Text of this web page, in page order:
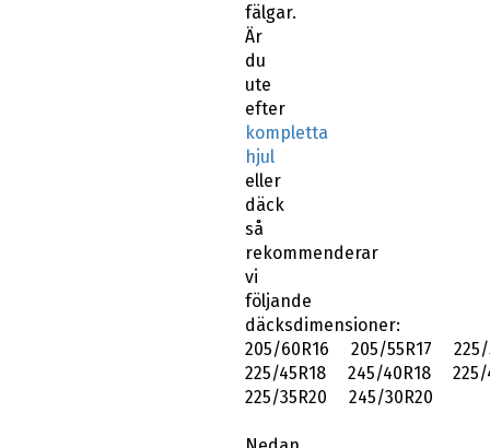
fälgar.
Är
du
ute
efter
kompletta
hjul
eller
däck
så
rekommenderar
vi
följande
däcksdimensioner:
205/60R16 205/55R17 225/
225/45R18 245/40R18 225/
225/35R20 245/30R20